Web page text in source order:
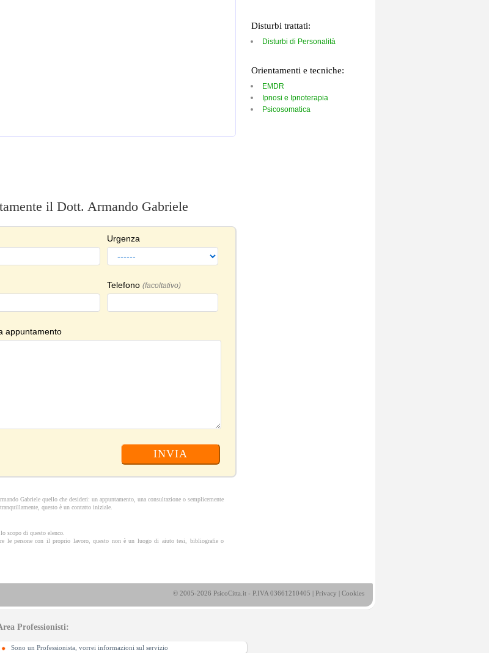
il Dott. Armando Gabriele
Urgenza
Telefono (facoltativo)
appuntamento
INVIA
Gabriele quello che desideri: un appuntamento, una consultazione o semplicemente
questo è un contatto iniziale.
scopo di questo elenco.
le persone con il proprio lavoro, questo non è un luogo di aiuto tesi, bibliografie o
Disturbi trattati:
Disturbi di Personalità
Orientamenti e tecniche:
EMDR
Ipnosi e Ipnoterapia
Psicosomatica
© 2005-2026 PsicoCitta.it - P.IVA 03661210405 | Privacy | Cookies
Professionisti:
Sono un Professionista, vorrei informazioni sul servizio